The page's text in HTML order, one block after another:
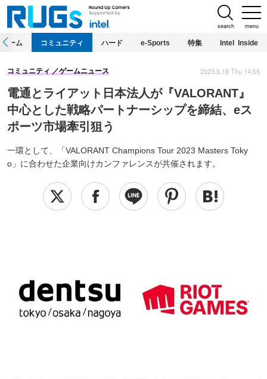
menu
search
ホーム コミュニティ ハード e-Sports 特集 Intel Inside
電通とライアット日本法人が『VALORANT』
中心とした戦略パートナーシップを締結、eス
ポーツ市場牽引狙う
一環として、「VALORANT Champions Tour 2023 Masters Toky
o」に合わせた企業向けカンファレンスが共催されます。
コミュニティ ゲームニュース 2023.5.18 Thu 14:55